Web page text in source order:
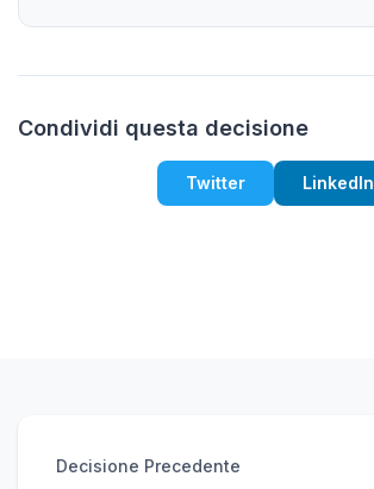
Condividi questa decisione
Twitter LinkedIn
Decisione Precedente